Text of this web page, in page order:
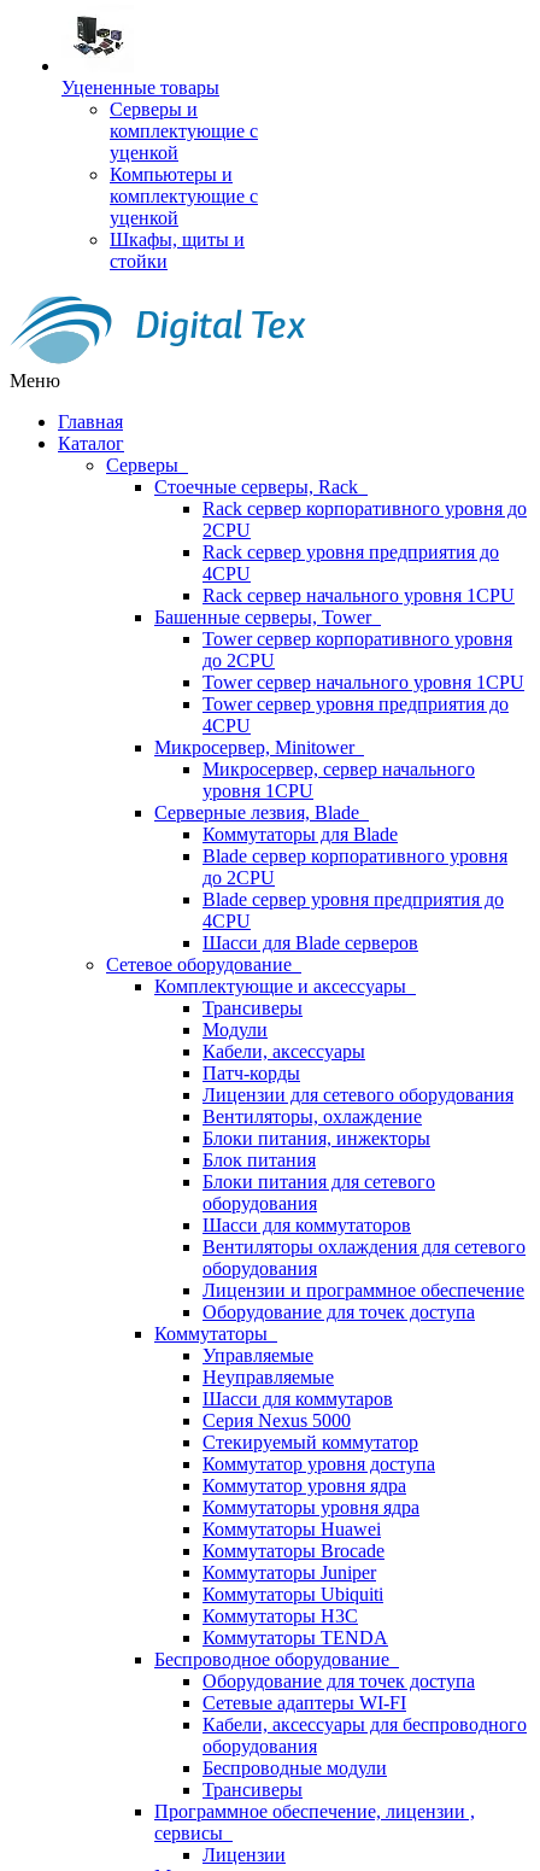
Уцененные товары
Серверы и
комплектующие с
уценкой
Компьютеры и
комплектующие с
уценкой
Шкафы, щиты и
стойки
Меню
Главная
Каталог
Серверы
Стоечные серверы, Rack
Rack сервер корпоративного уровня до
2CPU
Rack сервер уровня предприятия до
4CPU
Rack сервер начального уровня 1CPU
Башенные серверы, Tower
Tower сервер корпоративного уровня
до 2CPU
Tower сервер начального уровня 1CPU
Tower сервер уровня предприятия до
4CPU
Микросервер, Minitower
Микросервер, сервер начального
уровня 1CPU
Серверные лезвия, Blade
Коммутаторы для Blade
Blade сервер корпоративного уровня
до 2CPU
Blade сервер уровня предприятия до
4CPU
Шасси для Blade серверов
Сетевое оборудование
Комплектующие и аксессуары
Трансиверы
Модули
Кабели, аксессуары
Патч-корды
Лицензии для сетевого оборудования
Вентиляторы, охлаждение
Блоки питания, инжекторы
Блок питания
Блоки питания для сетевого
оборудования
Шасси для коммутаторов
Вентиляторы охлаждения для сетевого
оборудования
Лицензии и программное обеспечение
Оборудование для точек доступа
Коммутаторы
Управляемые
Неуправляемые
Шасси для коммутаров
Серия Nexus 5000
Стекируемый коммутатор
Коммутатор уровня доступа
Коммутатор уровня ядра
Коммутаторы уровня ядра
Коммутаторы Huawei
Коммутаторы Brocade
Коммутаторы Juniper
Коммутаторы Ubiquiti
Коммутаторы H3C
Коммутаторы TENDA
Беспроводное оборудование
Оборудование для точек доступа
Сетевые адаптеры WI-FI
Кабели, аксессуары для беспроводного
оборудования
Беспроводные модули
Трансиверы
Программное обеспечение, лицензии ,
сервисы
Лицензии